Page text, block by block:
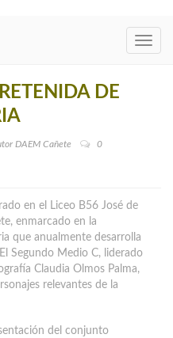
DE
DAEM Cañete
0
en el Liceo B56 José de
enmarcado en la
que anualmente desarrolla
Segundo Medio C, liderado
Claudia Olmos Palma,
relevantes de la
del conjunto